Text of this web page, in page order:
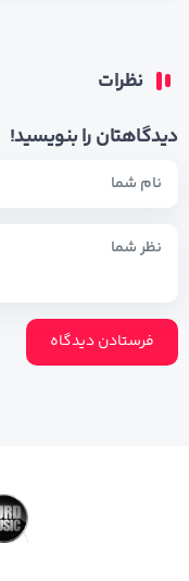
نظرات
دیدگاهتان را بنویسید!